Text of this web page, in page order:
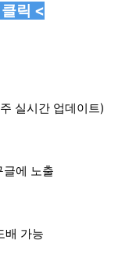
릭 <
실시간 업데이트)
글에 노출
배 가능